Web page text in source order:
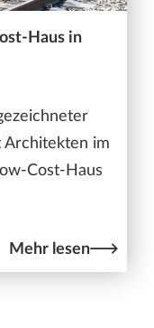
Haus in
Architekten im
Cost-Haus
Mehr lesen